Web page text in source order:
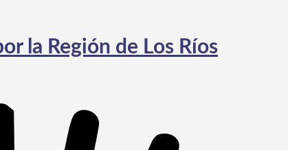
la Región de Los Ríos